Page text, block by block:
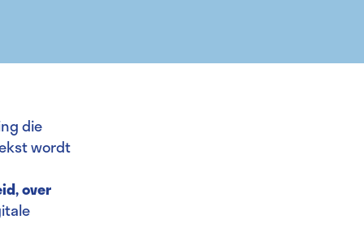
die
wordt
over